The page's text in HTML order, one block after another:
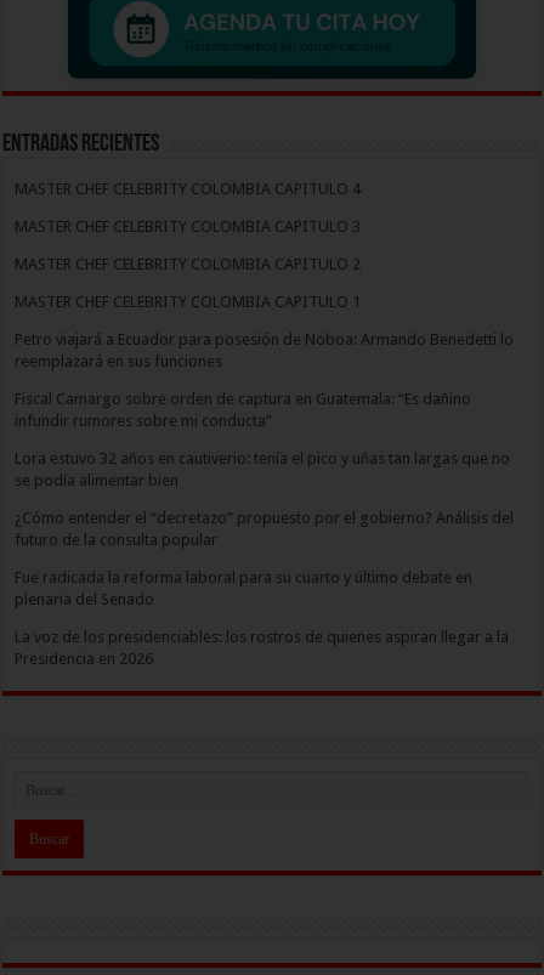
Entradas recientes
MASTER CHEF CELEBRITY COLOMBIA CAPITULO 4
MASTER CHEF CELEBRITY COLOMBIA CAPITULO 3
MASTER CHEF CELEBRITY COLOMBIA CAPITULO 2
MASTER CHEF CELEBRITY COLOMBIA CAPITULO 1
Petro viajará a Ecuador para posesión de Noboa: Armando Benedetti lo
reemplazará en sus funciones
Fiscal Camargo sobre orden de captura en Guatemala: “Es dañino
infundir rumores sobre mi conducta”
Lora estuvo 32 años en cautiverio: tenía el pico y uñas tan largas que no
se podía alimentar bien
¿Cómo entender el “decretazo” propuesto por el gobierno? Análisis del
futuro de la consulta popular
Fue radicada la reforma laboral para su cuarto y último debate en
plenaria del Senado
La voz de los presidenciables: los rostros de quienes aspiran llegar a la
Presidencia en 2026